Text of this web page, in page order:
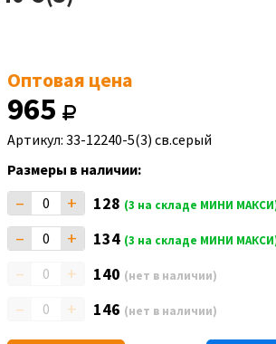
Оптовая цена
965
Артикул: 33-12240-5(3) св.серый
Размеры в наличии:
– + 128 (3 на складе МИНИ
– + 134 (3 на складе МИНИ
– + 140 (нет в наличии)
– + 146 (нет в наличии)